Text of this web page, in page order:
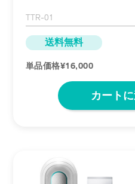
TTR-01
送料無料
単品価格¥16,000
カート